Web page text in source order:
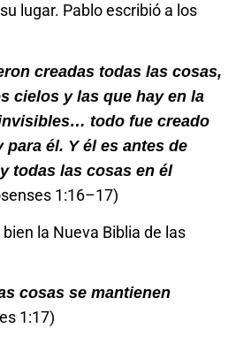
lugar. Pablo escribió a los
creadas todas las cosas,
cielos y las que hay en la
todo fue creado
para él. Y él es antes de
todas las cosas en él
1:16–17)
la Nueva Biblia de las
cosas se mantienen
1:17)